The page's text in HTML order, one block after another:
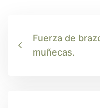
Fuerza de
muñecas.